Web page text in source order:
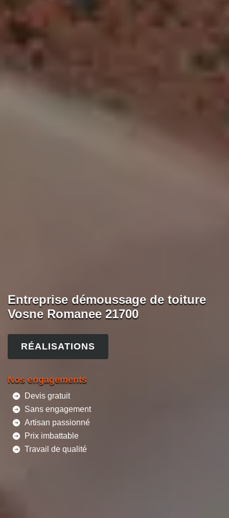
Entreprise démoussage de toiture
Vosne Romanee 21700
RÉALISATIONS
Nos engagements
Devis gratuit
Sans engagement
Artisan passionné
Prix imbattable
Travail de qualité